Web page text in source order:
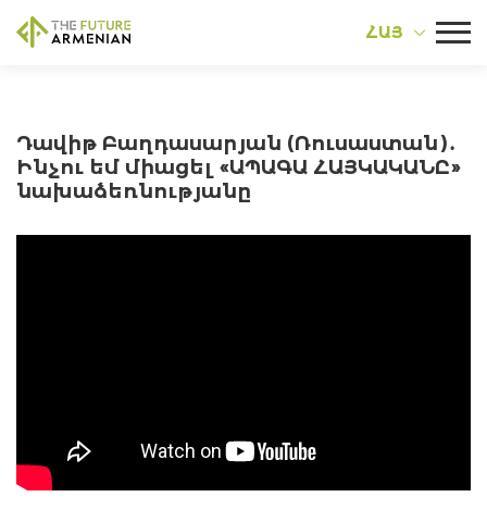
ՀԱՅ
Դավիթ Բաղդասարյան (Ռուսաստան)․
Ինչու եմ միացել «ԱՊԱԳԱ ՀԱՅԿԱԿԱՆԸ»
նախաձեռնությանը